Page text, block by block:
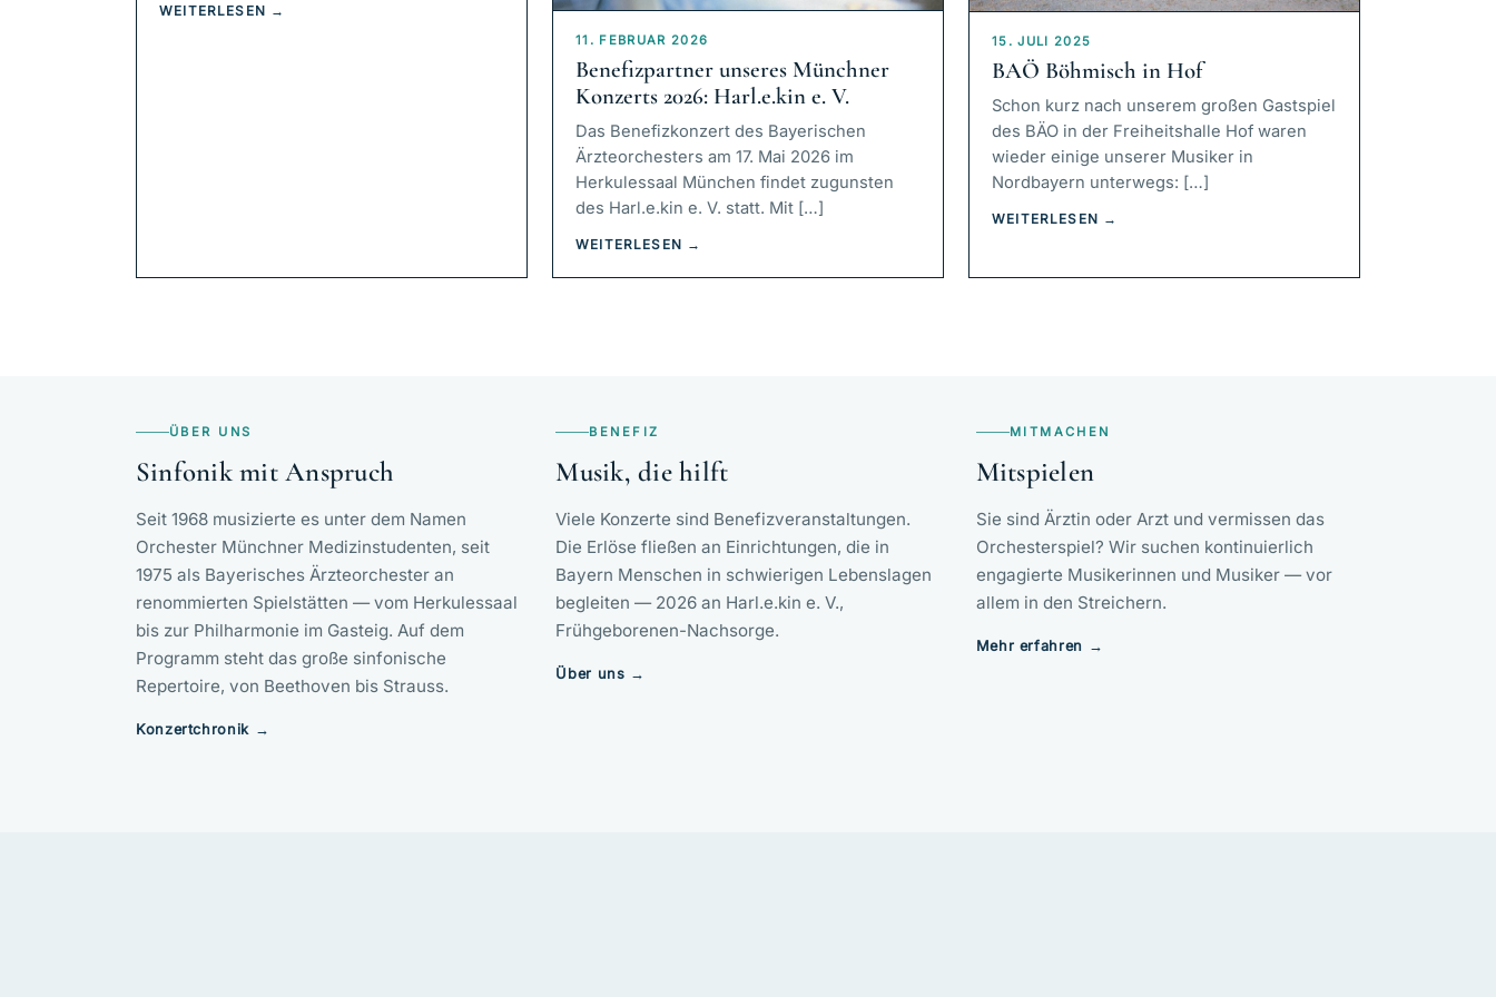
WEITERLESEN →
11. FEBRUAR 2026
Benefizpartner unseres Münchner
Konzerts 2026: Harl.e.kin e. V.
Das Benefizkonzert des Bayerischen
Ärzteorchesters am 17. Mai 2026 im
Herkulessaal München findet zugunsten
des Harl.e.kin e. V. statt. Mit […]
WEITERLESEN →
15. JULI 2025
BAÖ Böhmisch in Hof
Schon kurz nach unserem großen Gastspiel
des BÄO in der Freiheitshalle Hof waren
wieder einige unserer Musiker in
Nordbayern unterwegs: […]
WEITERLESEN →
ÜBER UNS
Sinfonik mit Anspruch
Seit 1968 musizierte es unter dem Namen
Orchester Münchner Medizinstudenten, seit
1975 als Bayerisches Ärzteorchester an
renommierten Spielstätten — vom Herkulessaal
bis zur Philharmonie im Gasteig. Auf dem
Programm steht das große sinfonische
Repertoire, von Beethoven bis Strauss.
Konzertchronik →
BENEFIZ
Musik, die hilft
Viele Konzerte sind Benefizveranstaltungen.
Die Erlöse fließen an Einrichtungen, die in
Bayern Menschen in schwierigen Lebenslagen
begleiten — 2026 an Harl.e.kin e. V.,
Frühgeborenen-Nachsorge.
Über uns →
MITMACHEN
Mitspielen
Sie sind Ärztin oder Arzt und vermissen das
Orchesterspiel? Wir suchen kontinuierlich
engagierte Musikerinnen und Musiker — vor
allem in den Streichern.
Mehr erfahren →